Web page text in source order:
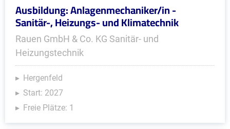
Ausbildung: Anlagenmechaniker/in -
Sanitär-, Heizungs- und Klimatechnik
Rauen GmbH & Co. KG Sanitär- und
Heizungstechnik
Hergenfeld
Start: 2027
Freie Plätze: 1